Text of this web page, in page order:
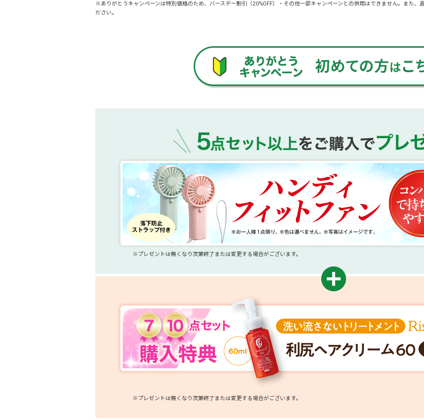
※ありがとうキャンペーンは特別価格のため、バースデー割引（20%OFF）・その他一部キャンペーンとの併用はできません。また、
ださい。
※プレゼントは無くなり次第終了または変更する場合がございます。
※プレゼントは無くなり次第終了または変更する場合がございます。